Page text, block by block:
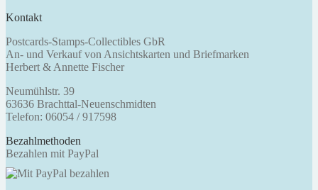
Kontakt
Postcards-Stamps-Collectibles GbR
An- und Verkauf von Ansichtskarten und Briefmarken
Herbert & Annette Fischer
Neumühlstr. 39
63636 Brachttal-Neuenschmidten
Telefon: 06054 / 917598
Bezahlmethoden
Bezahlen mit PayPal